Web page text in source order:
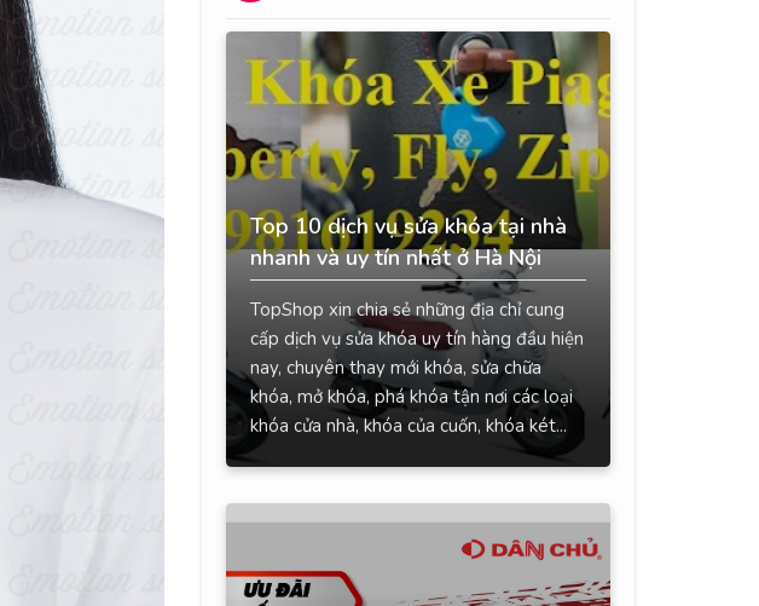
Top 10 dịch vụ sửa khóa tại nhà
nhanh và uy tín nhất ở Hà Nội
TopShop xin chia sẻ những địa chỉ cung
cấp dịch vụ sửa khóa uy tín hàng đầu hiện
nay, chuyên thay mới khóa, sửa chữa
khóa, mở khóa, phá khóa tận nơi các loại
khóa cửa nhà, khóa của cuốn, khóa két...